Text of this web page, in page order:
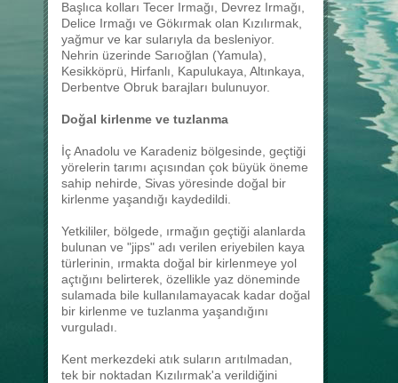
Başlıca kolları Tecer Irmağı, Devrez Irmağı,
Delice Irmağı ve Gökırmak olan Kızılırmak,
yağmur ve kar sularıyla da besleniyor.
Nehrin üzerinde Sarıoğlan (Yamula),
Kesikköprü, Hirfanlı, Kapulukaya, Altınkaya,
Derbentve Obruk barajları bulunuyor.
Doğal kirlenme ve tuzlanma
İç Anadolu ve Karadeniz bölgesinde, geçtiği
yörelerin tarımı açısından çok büyük öneme
sahip nehirde, Sivas yöresinde doğal bir
kirlenme yaşandığı kaydedildi.
Yetkililer, bölgede, ırmağın geçtiği alanlarda
bulunan ve "jips" adı verilen eriyebilen kaya
türlerinin, ırmakta doğal bir kirlenmeye yol
açtığını belirterek, özellikle yaz döneminde
sulamada bile kullanılamayacak kadar doğal
bir kirlenme ve tuzlanma yaşandığını
vurguladı.
Kent merkezdeki atık suların arıtılmadan,
tek bir noktadan Kızılırmak'a verildiğini